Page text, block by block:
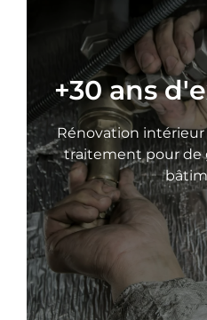
+30 ans
Rénovation
traitement pour de